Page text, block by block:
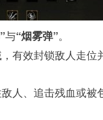
与“烟雾弹”。
有效封锁敌人走
人、追击残血或